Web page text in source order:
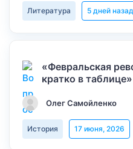
Литература 5 дней назад
«Февральская
кратко в таблице»
Олег Самойленко
История 17 июня, 2026